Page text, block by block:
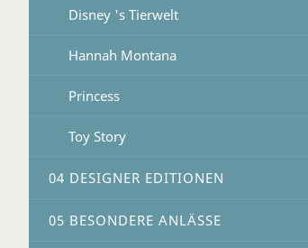
Disney 's Tierwelt
Hannah Montana
Princess
Toy Story
04 DESIGNER EDITIONEN
05 BESONDERE ANLÄSSE